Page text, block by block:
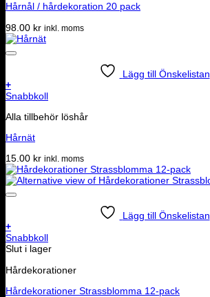
Hårnål / hårdekoration 20 pack
98.00 kr inkl. moms
Lägg till Önskelistan
+
Snabbkoll
Alla tillbehör löshår
Hårnät
15.00 kr inkl. moms
Lägg till Önskelistan
+
Snabbkoll
Slut i lager
Hårdekorationer
Hårdekorationer Strassblomma 12-pack